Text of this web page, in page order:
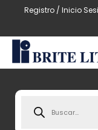
Registro / Inicio
search